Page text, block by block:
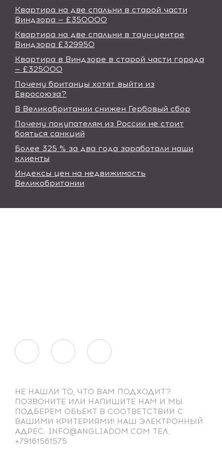
Квартира на две спальни в старой части
Виндзора — £350000
Квартира на две спальни в таун-центре
Виндзора £329950
Квартира в Виндзоре в старой части города
— £325000
Почему британцы хотят выйти из
Евросоюза?
В Великобритании снижен Гербовый сбор
Почему покупателям из России не стоит
бояться санкций
Более 325 % за два года заработали наши
клиенты
Индексы цен на недвижимость
Великобритании
НЕ НАШЛИ ТО, ЧТО ВАМ ПОДХОДИТ?
ПОЗВОНИТЕ ИЛИ НАПИШИТЕ НАМ И МЫ
ПОДБЕРЕМ ОБЪЕКТ В СООТВЕТСТВИИ С
ВАШИМИ КРИТЕРИЯМИ! НАШ ЭЛЕКТРОННЫЙ
АДРЕС: INFO@ANGLIADOM.COM ТЕЛ.
+79161561575